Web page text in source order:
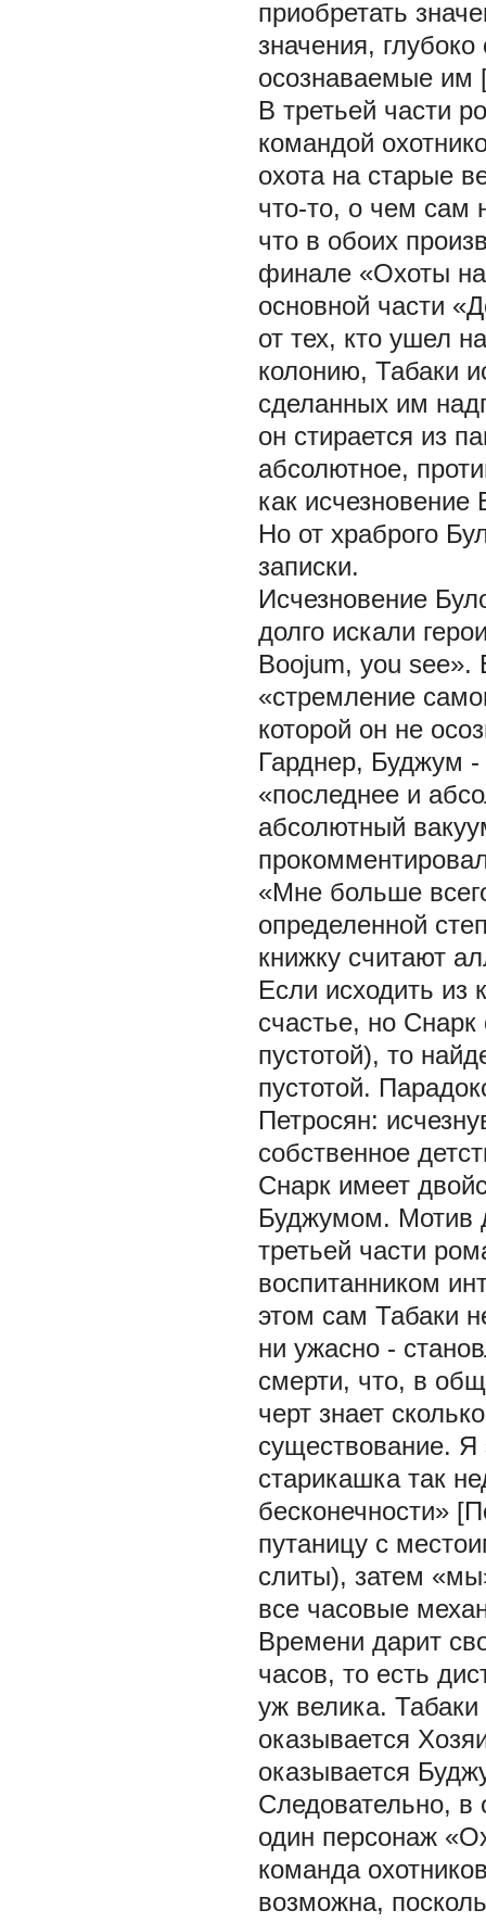
приобретать
значения,
осознаваемые им
В третьей части
командой
охота на старые
что-то, о чем сам
что в обоих
финале «Охоты
основной части
от тех, кто ушел
колонию, Табаки
сделанных им
он стирается из
абсолютное,
как исчезновение
Но от храброго
записки.
Исчезновение
долго искали
Boojum, you see».
«стремление
которой он не
Гарднер, Буджум -
«последнее и
абсолютный
«Мне больше
определенной
книжку считают
Если исходить из
счастье, но
пустотой), то
пустотой.
Петросян:
собственное
Снарк имеет
Буджумом. Мотив
третьей части
воспитанником
этом сам Табаки
ни ужасно -
смерти, что, в
черт знает
существование. Я
старикашка так
бесконечности»
путаницу с
слиты), затем
все часовые
Времени дарит
часов, то есть
уж велика. Табаки
оказывается
оказывается
Следовательно, в
один персонаж
команда
возможна,